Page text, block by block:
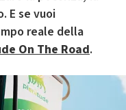
E se vuoi
reale della
On The Road.